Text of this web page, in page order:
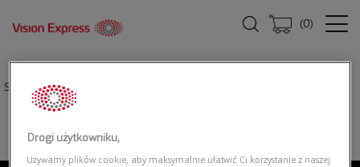
(0)
Strona główna|
Drogi użytkowniku,
Używamy plików cookie, aby maksymalnie ułatwić Ci korzystanie z naszej